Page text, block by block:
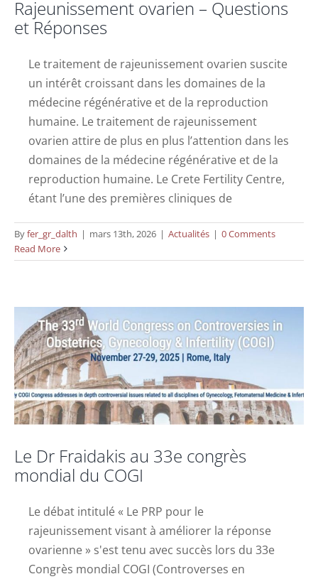
Rajeunissement ovarien – Questions
et Réponses
Le traitement de rajeunissement ovarien suscite
un intérêt croissant dans les domaines de la
médecine régénérative et de la reproduction
humaine. Le traitement de rajeunissement
ovarien attire de plus en plus l’attention dans les
domaines de la médecine régénérative et de la
reproduction humaine. Le Crete Fertility Centre,
étant l’une des premières cliniques de
Byfer_gr_dalth | mars 13th, 2026 | Actualités | 0 Comments
Read MoreLe Dr Fraidakis au 33e congrès mondial
Le Dr Fraidakis au 33e congrès
mondial du COGI
Le débat intitulé « Le PRP pour le
rajeunissement visant à améliorer la réponse
ovarienne » s'est tenu avec succès lors du 33e
Congrès mondial COGI (Controverses en